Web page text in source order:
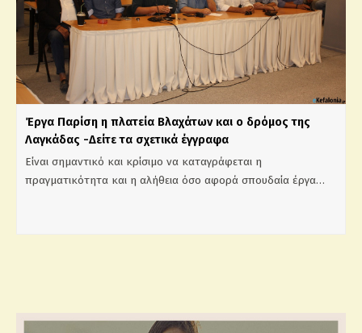
Έργα Παρίση η πλατεία Βλαχάτων και ο δρόμος της
Λαγκάδας -Δείτε τα σχετικά έγγραφα
Είναι σημαντικό και κρίσιμο να καταγράφεται η
πραγματικότητα και η αλήθεια όσο αφορά σπουδαία έργα…